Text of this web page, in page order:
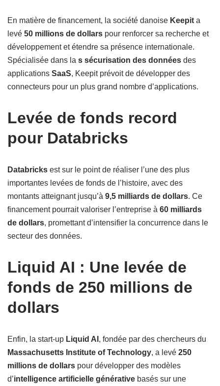
En matière de financement, la société danoise Keepit a
levé 50 millions de dollars pour renforcer sa recherche et
développement et étendre sa présence internationale.
Spécialisée dans la s sécurisation des données des
applications SaaS, Keepit prévoit de développer des
connecteurs pour un plus grand nombre d’applications.
Levée de fonds record
pour Databricks
Databricks est sur le point de réaliser l’une des plus
importantes levées de fonds de l’histoire, avec des
montants atteignant jusqu’à 9,5 milliards de dollars. Ce
financement pourrait valoriser l’entreprise à 60 milliards
de dollars, promettant d’intensifier la concurrence dans le
secteur des données.
Liquid AI : Une levée de
fonds de 250 millions de
dollars
Enfin, la start-up Liquid AI , fondée par des chercheurs du
Massachusetts Institute of Technology, a levé 250
millions de dollars pour développer des modèles
d’intelligence artificielle générative basés sur une